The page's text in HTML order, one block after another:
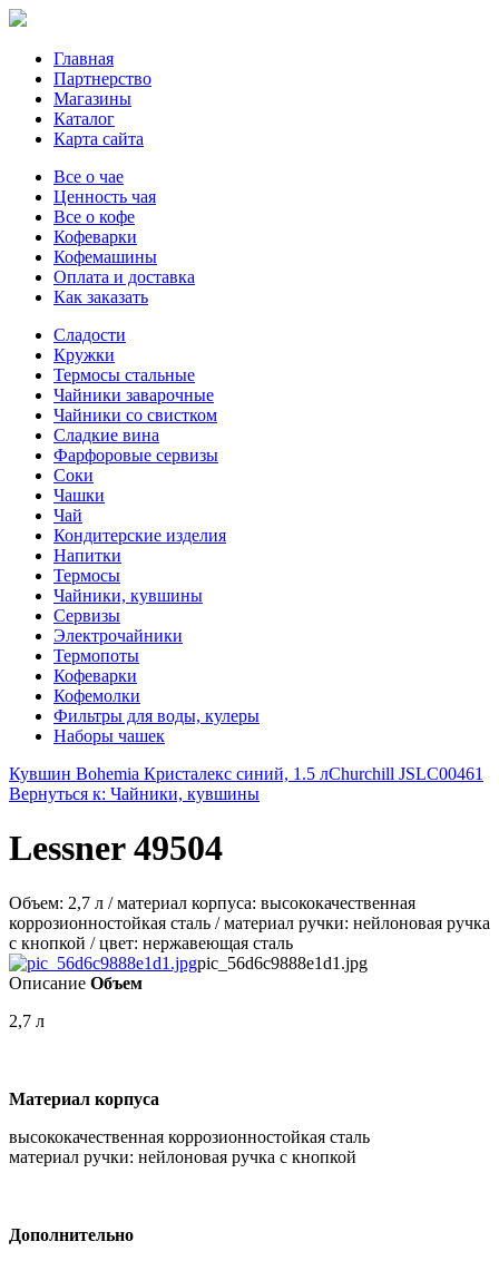
Главная
Партнерство
Магазины
Каталог
Карта сайта
Все о чае
Ценность чая
Все о кофе
Кофеварки
Кофемашины
Оплата и доставка
Как заказать
Сладости
Кружки
Термосы стальные
Чайники заварочные
Чайники со свистком
Сладкие вина
Фарфоровые сервизы
Соки
Чашки
Чай
Кондитерские изделия
Напитки
Термосы
Чайники, кувшины
Сервизы
Электрочайники
Термопоты
Кофеварки
Кофемолки
Фильтры для воды, кулеры
Наборы чашек
Кувшин Bohemia Кристалекс синий, 1.5 лChurchill JSLC00461
Вернуться к: Чайники, кувшины
Lessner 49504
Объем: 2,7 л / материал корпуса: высококачественная
коррозионностойкая сталь / материал ручки: нейлоновая ручка
с кнопкой / цвет: нержавеющая сталь
pic_56d6c9888e1d1.jpg
Описание Объем
2,7 л
Материал корпуса
высококачественная коррозионностойкая сталь
материал ручки: нейлоновая ручка с кнопкой
Дополнительно